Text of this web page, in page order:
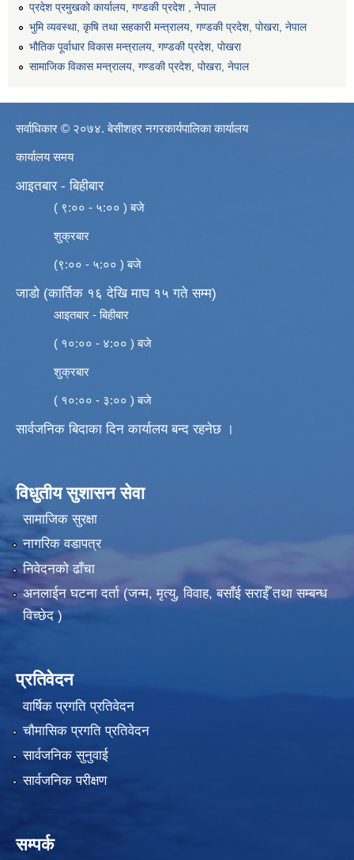
प्रदेश प्रमुखको कार्यालय, गण्डकी प्रदेश , नेपाल
भुमि व्यवस्था, कृषि तथा सहकारी मन्त्रालय, गण्डकी प्रदेश, पोखरा, नेपाल
भौतिक पूर्वाधार विकास मन्त्रालय, गण्डकी प्रदेश, पाेखरा
सामाजिक विकास मन्त्रालय, गण्डकी प्रदेश, पोखरा, नेपाल
सर्वाधिकार © २०७४. बेसीशहर नगरकार्यपालिका कार्यालय
कार्यालय समय
आइतबार - बिहीबार
( ९:०० - ५:०० ) बजे
शुक्रबार
(९:०० - ५:०० ) बजे
जाडो (कार्तिक १६ देखि माघ १५ गते सम्म)
आइतबार - बिहीबार
( १०:०० - ४:०० ) बजे
शुक्रबार
( १०:०० - ३:०० ) बजे
सार्वजनिक बिदाका दिन कार्यालय बन्द रहनेछ ।
विधुतीय सुशासन सेवा
सामाजिक सुरक्षा
नागरिक वडापत्र
निवेदनको ढाँचा
अनलाईन घटना दर्ता (जन्म, मृत्यु, विवाह, बसाँई सराईँ तथा सम्बन्ध
विच्छेद )
प्रतिवेदन
वार्षिक प्रगति प्रतिवेदन
चौमासिक प्रगति प्रतिवेदन
सार्वजनिक सुनुवाई
सार्वजनिक परीक्षण
सम्पर्क